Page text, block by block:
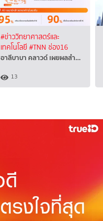
#ข่าววิทยาศาสตร์และ
เทคโนโลยี#TNN ช่อง16
อาลีบาบา คลาวด์ เผยผลสำ…
13